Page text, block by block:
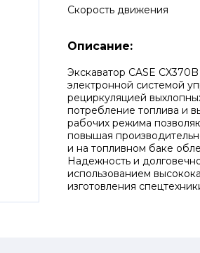
Скорость движения
Описание:
Экскаватор CASE
электронной системой
рециркуляцией
потребление топлива и
рабочих режима
повышая
и на топливном баке
Надежность и
использованием
изготовления